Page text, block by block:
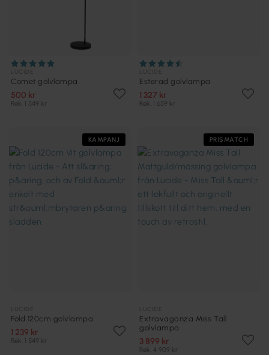
Comet golvlampa
500 kr
Rek. 1 549 kr
Esterad golvlampa
1 327 kr
Rek. 1 659 kr
KAMPANJ
Fold 120cm golvlampa
1 239 kr
Rek. 1 549 kr
PRISMATCH
Extravaganza Miss Tall
golvlampa
3 899 kr
Rek. 4 909 kr